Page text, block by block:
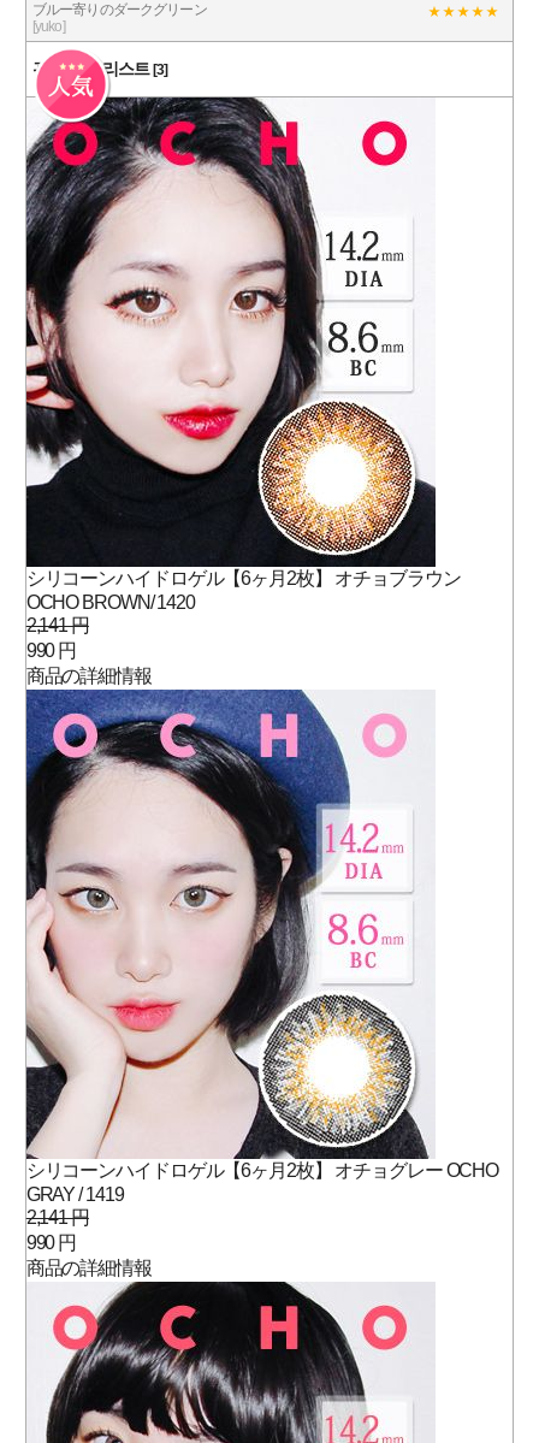
ブルー寄りのダークグリーン
[yuko]
관련 상품 리스트 [3]
シリコーンハイドロゲル【6ヶ月2枚】 オチョブラウン
OCHO BROWN/ 1420
2,141 円
990 円
商品の詳細情報
シリコーンハイドロゲル【6ヶ月2枚】 オチョグレー OCHO
GRAY / 1419
2,141 円
990 円
商品の詳細情報